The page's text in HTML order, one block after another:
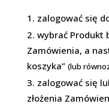
zalogować się
wybrać Produkt
Zamówienia, a
koszyka” (lub
zalogować się
złożenia